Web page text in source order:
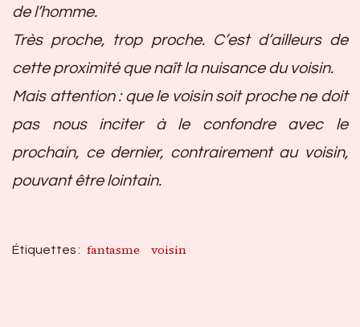
de l’homme.
Très proche, trop proche. C’est d’ailleurs de
cette proximité que naît la nuisance du voisin.
Mais attention : que le voisin soit proche ne doit
pas nous inciter à le confondre avec le
prochain, ce dernier, contrairement au voisin,
pouvant être lointain.
Étiquettes : fantasme voisin